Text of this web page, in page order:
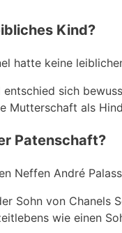
Kind?
hatte keine
entschied sich
Mutterschaft als
Patenschaft?
Neffen André
Sohn von Chanels
wie einen